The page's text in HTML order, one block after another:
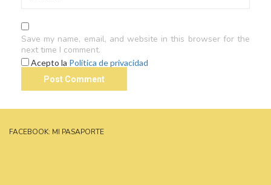
Save my name, email, and website in this browser for the
next time I comment.
Acepto la Política de privacidad
FACEBOOK: MI PASAPORTE